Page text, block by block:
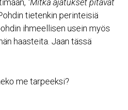
”Mitkä ajatukset pitävät
tietenkin perinteisiä
ihmeellisen usein myös
haasteita. Jaan tässä
me tarpeeksi?